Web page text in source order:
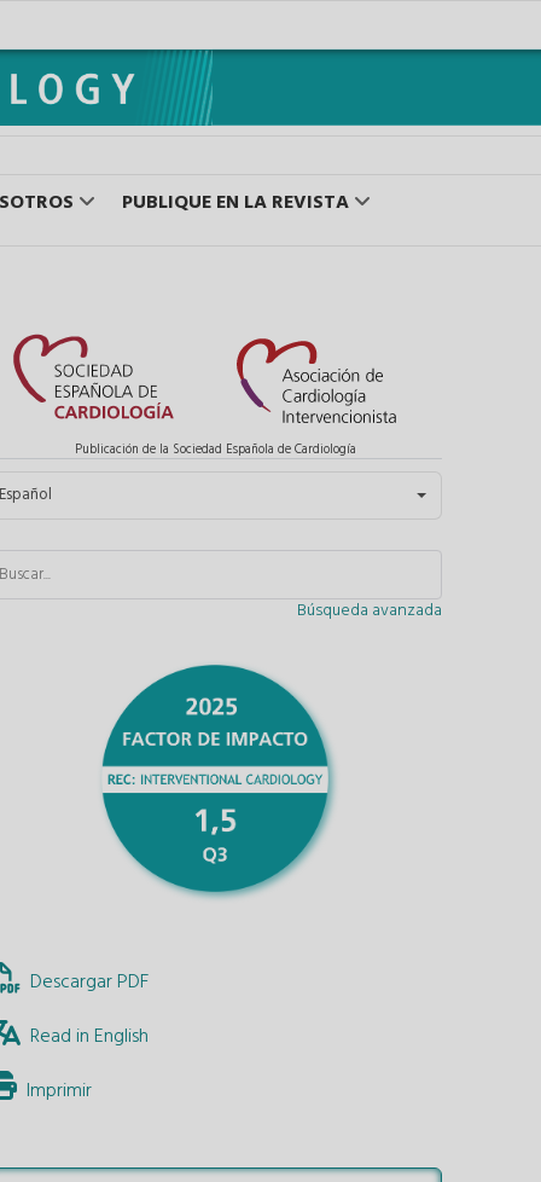
PUBLIQUE EN LA REVISTA
Publicación de la Sociedad Española de Cardiología
Seleccione su idioma
Español
Búsqueda avanzada
Descargar PDF
Read in English
Imprimir